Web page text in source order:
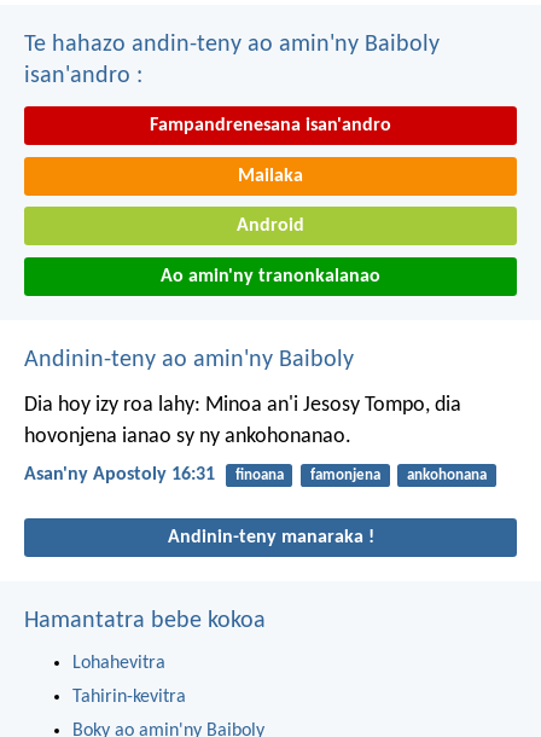
Te hahazo andin-teny ao amin'ny Baiboly
isan'andro :
Fampandrenesana isan'andro
Mailaka
Android
Ao amin'ny tranonkalanao
Andinin-teny ao amin'ny Baiboly
Dia hoy izy roa lahy: Minoa an'i Jesosy Tompo, dia
hovonjena ianao sy ny ankohonanao.
Asan'ny Apostoly 16:31 finoana famonjena ankohonana
Andinin-teny manaraka !
Hamantatra bebe kokoa
Lohahevitra
Tahirin-kevitra
Boky ao amin'ny Baiboly